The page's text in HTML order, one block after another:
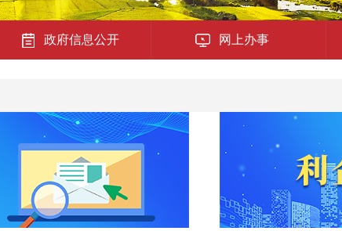
政府信息公开 网上办事
便民提示
查询服务